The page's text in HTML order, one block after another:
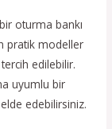
oturma bankı
pratik modeller
edilebilir.
uyumlu bir
edebilirsiniz.